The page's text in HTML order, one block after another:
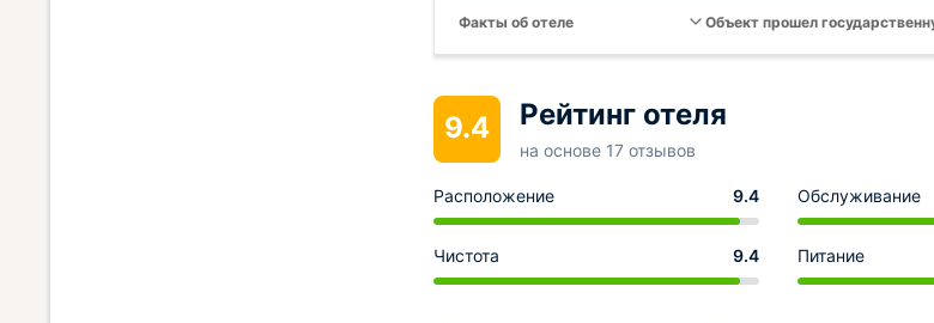
Факты об отеле Объект прошел
9.4 Рейтинг отеля
на основе 17 отзывов
Расположение 9.4 Обслуживание
Чистота 9.4 Питание